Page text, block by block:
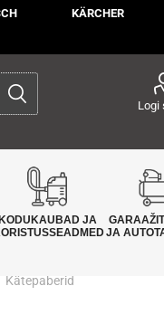
KÄRCHER
Logi
KODUKAUBAD JA
JA
Kätepaberid